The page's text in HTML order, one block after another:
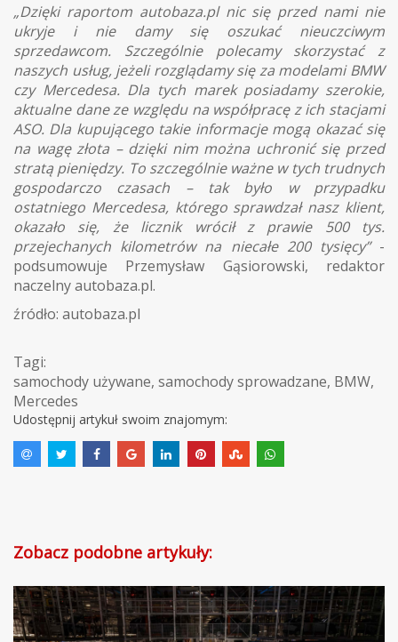
„Dzięki raportom autobaza.pl nic się przed nami nie
ukryje i nie damy się oszukać nieuczciwym
sprzedawcom. Szczególnie polecamy skorzystać z
naszych usług, jeżeli rozglądamy się za modelami BMW
czy Mercedesa. Dla tych marek posiadamy szerokie,
aktualne dane ze względu na współpracę z ich stacjami
ASO. Dla kupującego takie informacje mogą okazać się
na wagę złota – dzięki nim można uchronić się przed
stratą pieniędzy. To szczególnie ważne w tych trudnych
gospodarczo czasach – tak było w przypadku
ostatniego Mercedesa, którego sprawdzał nasz klient,
okazało się, że licznik wrócił z prawie 500 tys.
przejechanych kilometrów na niecałe 200 tysięcy”-
podsumowuje Przemysław Gąsiorowski, redaktor
naczelny autobaza.pl.
źródło: autobaza.pl
Tagi:
samochody używane, samochody sprowadzane, BMW,
Mercedes
Udostępnij artykuł swoim znajomym:
Zobacz podobne artykuły: